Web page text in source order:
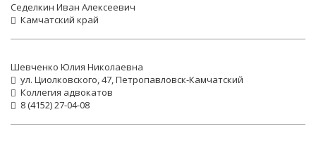
Седелкин Иван Алексеевич
Камчатский край
Шевченко Юлия Николаевна
ул. Циолковского, 47, Петропавловск-Камчатский
Коллегия адвокатов
8 (4152) 27-04-08